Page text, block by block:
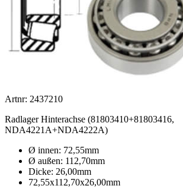
Artnr: 2437210
Radlager Hinterachse (81803410+81803416,
NDA4221A+NDA4222A)
Ø innen: 72,55mm
Ø außen: 112,70mm
Dicke: 26,00mm
72,55x112,70x26,00mm